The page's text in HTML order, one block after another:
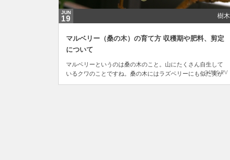
JUN
19 樹木
マルベリー（桑の木）の育て方 収穫期や肥料、剪定
について
マルベリーというのは桑の木のこと。山にたくさん自生して
いるクワのことですね。桑の木にはラズベリーにも似た実が
たわわに実り、そのまま生で食べるのはもちろん、ジャムや
34551 PV